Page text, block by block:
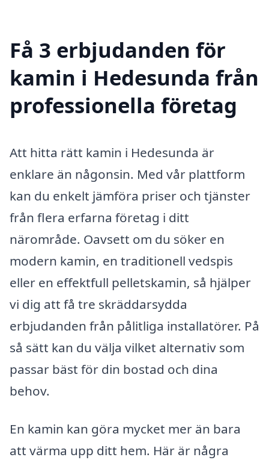
Få 3 erbjudanden för
kamin i Hedesunda från
professionella företag
Att hitta rätt kamin i Hedesunda är
enklare än någonsin. Med vår plattform
kan du enkelt jämföra priser och tjänster
från flera erfarna företag i ditt
närområde. Oavsett om du söker en
modern kamin, en traditionell vedspis
eller en effektfull pelletskamin, så hjälper
vi dig att få tre skräddarsydda
erbjudanden från pålitliga installatörer. På
så sätt kan du välja vilket alternativ som
passar bäst för din bostad och dina
behov.
En kamin kan göra mycket mer än bara
att värma upp ditt hem. Här är några